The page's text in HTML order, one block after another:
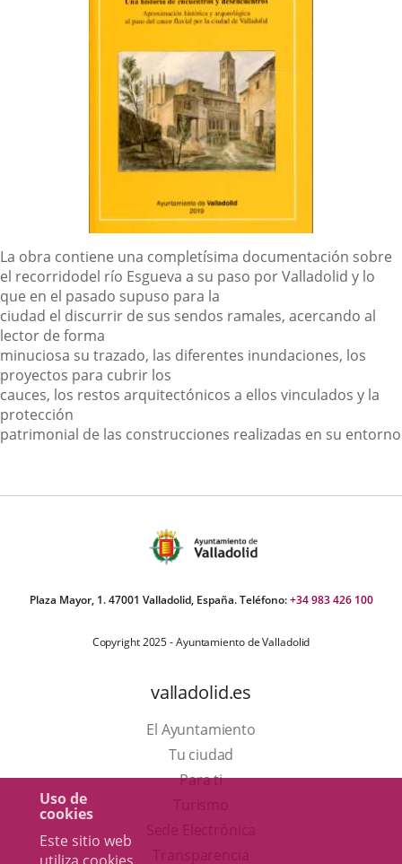
Uso de
cookies
Este sitio web
Descripción
La obra contiene una completísima documentación sobre
el recorridodel río Esgueva a su paso por Valladolid y lo
que en el pasado supuso para la
ciudad el discurrir de sus sendos ramales, acercando al
lector de forma
minuciosa su trazado, las diferentes inundaciones, los
proyectos para cubrir los
cauces, los restos arquitectónicos a ellos vinculados y la
protección
patrimonial de las construcciones realizadas en su entorno
Plaza Mayor, 1. 47001 Valladolid, España. Teléfono:+34 983 426 100
Copyright 2025 - Ayuntamiento de Valladolid
valladolid.es
El Ayuntamiento
Tu ciudad
Para ti